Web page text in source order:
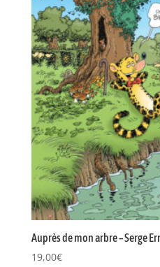
Auprès de mon arbre – Serge
19,00€